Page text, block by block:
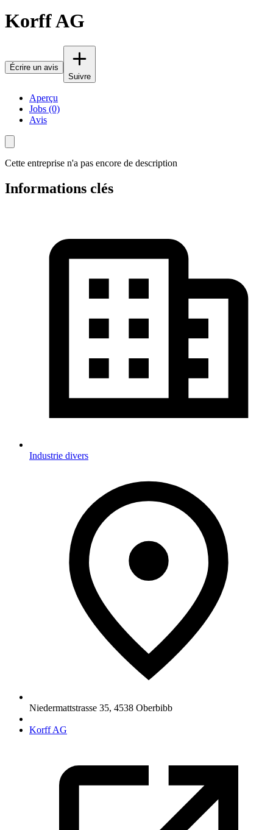
Korff AG
Écrire un avis
Suivre
Aperçu
Jobs (0)
Avis
Cette entreprise n'a pas encore de description
Informations clés
Industrie divers
Niedermattstrasse 35, 4538 Oberbibb
Korff AG